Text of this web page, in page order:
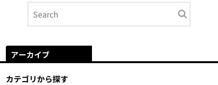
アーカイブ
カテゴリから探す